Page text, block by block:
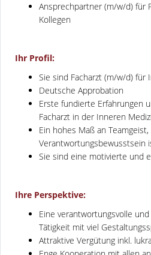
Ansprechpartner (m/w/d) für
Kollegen
Ihr Profil:
Sie sind Facharzt (m/w/d) für
Deutsche Approbation
Erste fundierte Erfahrungen
Facharzt in der Inneren
Ein hohes Maß an
Verantwortungsbewusstsein
Sie sind eine motivierte und
Ihre Perspektive:
Eine verantwortungsvolle
Tätigkeit mit viel
Attraktive Vergütung inkl.